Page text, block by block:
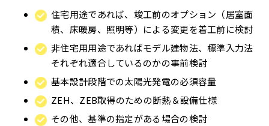
住宅用途であれば、竣工前のオプション（居室面
積、床暖房、照明等）による変更を着工前に検討
非住宅用用途であればモデル建物法、標準入力法
それぞれ適合しているのかの事前検討
基本設計段階での太陽光発電の必須容量
ZEH、ZEB取得のための断熱＆設備仕様
その他、基準の指定がある場合の検討